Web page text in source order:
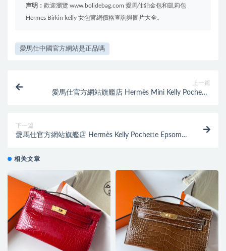
声明： 歡迎瀏覽 www.bolidebag.com 愛馬仕鉑金包和凱莉包
Hermes Birkin kelly 女包官網價格查詢與圖片大全。
愛馬仕中國官方網站是正品嗎
上一篇
愛馬仕官方網站旗艦店 Hermès Mini Kelly Pochette
下一篇
愛馬仕官方網站旗艦店 Hermès Kelly Pochette Epsom
相关文章